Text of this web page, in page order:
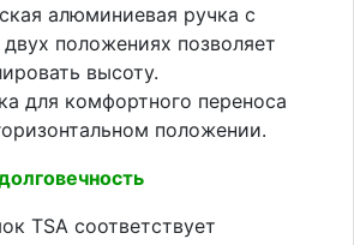
алюминиевая ручка с
положениях позволяет
высоту.
для комфортного переноса
положении.
TSA соответствует